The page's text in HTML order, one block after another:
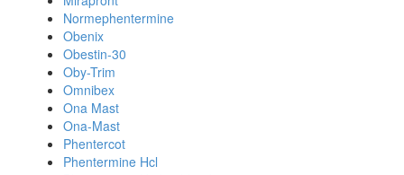
Normephentermine
Obenix
Obestin-30
Oby-Trim
Omnibex
Ona Mast
Ona-Mast
Phentercot
Phentermine Hcl